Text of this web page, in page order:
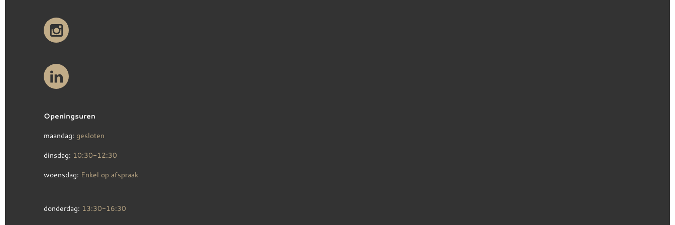
Openingsuren
maandag: gesloten
dinsdag: 10:30-12:30
woensdag: Enkel op afspraak
donderdag: 13:30-16:30